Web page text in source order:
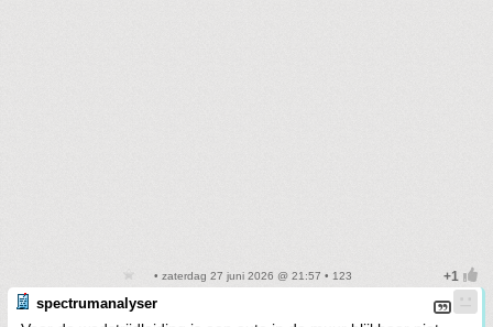
• zaterdag 27 juni 2026 @ 21:57 • 123
spectrumanalyser